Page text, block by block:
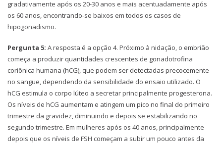
gradativamente após os 20-30 anos e mais acentuadamente após
os 60 anos, encontrando-se baixos em todos os casos de
hipogonadismo.
Pergunta 5: A resposta é a opção 4. Próximo à nidação, o embrião
começa a produzir quantidades crescentes de gonadotrofina
coriônica humana (hCG), que podem ser detectadas precocemente
no sangue, dependendo da sensibilidade do ensaio utilizado. O
hCG estimula o corpo lúteo a secretar principalmente progesterona.
Os níveis de hCG aumentam e atingem um pico no final do primeiro
trimestre da gravidez, diminuindo e depois se estabilizando no
segundo trimestre. Em mulheres após os 40 anos, principalmente
depois que os níveis de FSH começam a subir um pouco antes da